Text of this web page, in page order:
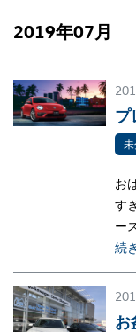
2019年07月
プ
お
す
ー
続
お